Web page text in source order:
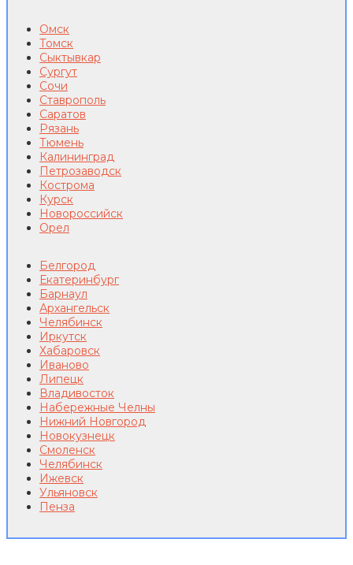
Омск
Томск
Сыктывкар
Сургут
Сочи
Ставрополь
Саратов
Рязань
Тюмень
Калининград
Петрозаводск
Кострома
Курск
Новороссийск
Орел
Белгород
Екатеринбург
Барнаул
Архангельск
Челябинск
Иркутск
Хабаровск
Иваново
Липецк
Владивосток
Набережные Челны
Нижний Новгород
Новокузнецк
Смоленск
Челябинск
Ижевск
Ульяновск
Пенза